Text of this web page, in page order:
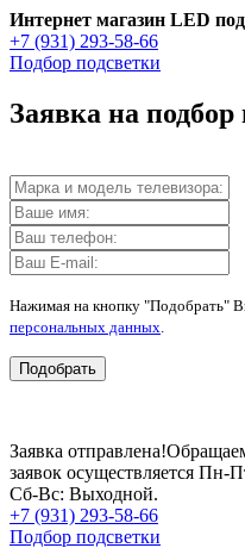
Интернет магазин LED
+7 (931) 293-58-66
Подбор подсветки
Заявка на подбор
Нажимая на кнопку "Подобрать"
персональных данных
Подобрать
Заявка отправлена!
заявок осуществляется Пн-
Сб-Вс: Выходной.
+7 (931) 293-58-66
Подбор подсветки